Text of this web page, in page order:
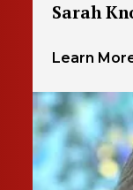
Sarah
Learn